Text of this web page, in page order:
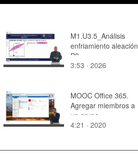
M1.U3.5_Análisis
enfriamiento aleación
P2
3:53 · 2026
MOOC Office 365.
Agregar miembros a
un grupo
4:21 · 2020